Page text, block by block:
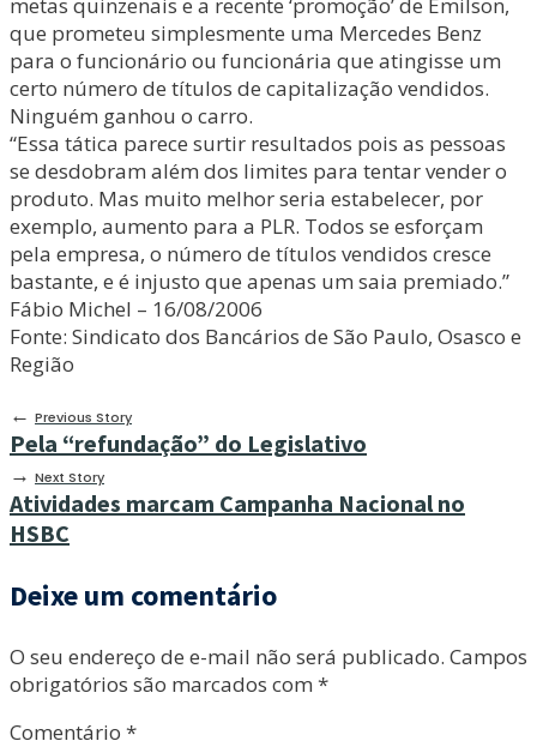
que prometeu simplesmente uma Mercedes Benz
para o funcionário ou funcionária que atingisse um
certo número de títulos de capitalização vendidos.
Ninguém ganhou o carro.
“Essa tática parece surtir resultados pois as pessoas
se desdobram além dos limites para tentar vender o
produto. Mas muito melhor seria estabelecer, por
exemplo, aumento para a PLR. Todos se esforçam
pela empresa, o número de títulos vendidos cresce
bastante, e é injusto que apenas um saia premiado.”
Fábio Michel – 16/08/2006
Fonte: Sindicato dos Bancários de São Paulo, Osasco e
Região
← Previous Story
Pela “refundação” do Legislativo
→ Next Story
Atividades marcam Campanha Nacional no
HSBC
Deixe um comentário
O seu endereço de e-mail não será publicado. Campos
obrigatórios são marcados com *
Comentário *